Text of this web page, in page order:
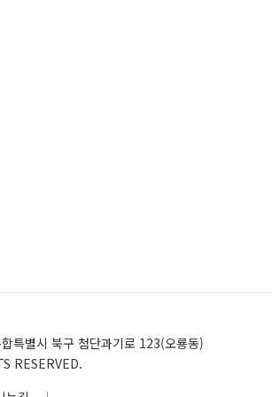
별시 북구 첨단과기로 123(오룡동)
RESERVED.